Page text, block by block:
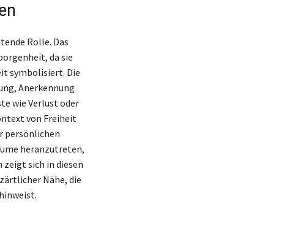
Rolle. Das
da sie
symbolisiert. Die
Anerkennung
wie Verlust oder
von Freiheit
persönlichen
heranzutreten,
sich in diesen
Nähe, die